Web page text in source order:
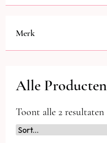
Merk
Alle Producten
Toont alle 2 resultaten